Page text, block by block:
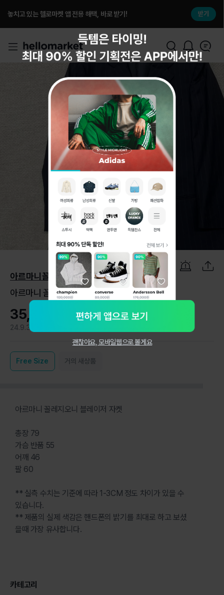
놓치고 있는 헬로마켓 앱 전용 해택, 바로 받기! 받기
1 / 3
아르마니꼴레지오니
아르마니 꼴레지오니 블레이저 자켓
35,000원
24.9.3
Free Size 거의 새상품
아르마니 꼴레지오니 블레이저 자켓
총장 79
가슴 반품 55
어깨 46
팔 60
** 실측 수치는 기준에 따라 1-3CM 정도 차이가 있을 수
있습니다.
** 제품의 실제 색감은 핸드폰의 밝기를 최대로 하고 보셨
을때 가장 유사합니다.
카테고리
괜찮아요, 모바일웹으로 볼게요